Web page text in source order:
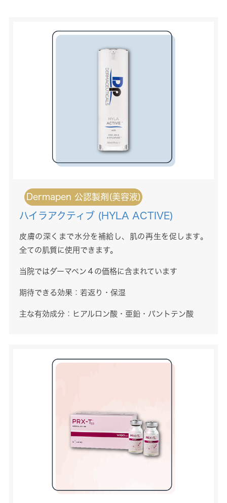
Dermapen 公認製剤(美容液)
ハイラアクティブ (HYLA ACTIVE)
皮膚の深くまで水分を補給し、肌の再生を促します。
全ての肌質 に使用できます。
当院ではダーマペン４の価格に含まれています
期待できる効果：若返り・保湿
主な有効成分：ヒアルロン酸・亜鉛・パントテン酸